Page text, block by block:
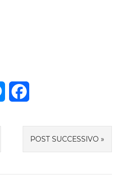
Messenger
POST SUCCESSIVO